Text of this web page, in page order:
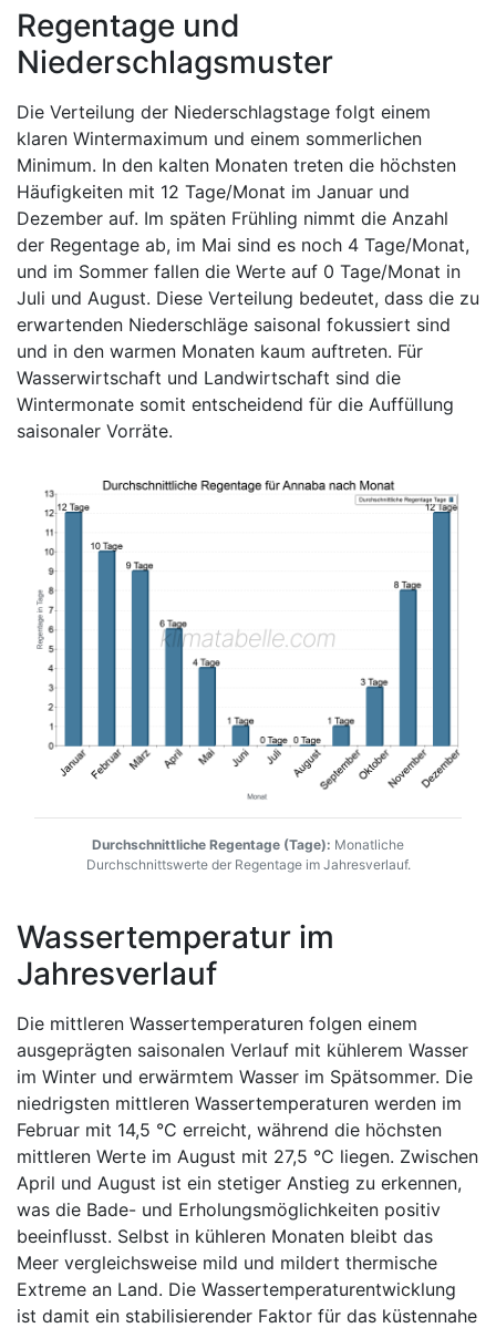
Regentage und
Niederschlagsmuster
Die Verteilung der Niederschlagstage folgt einem
klaren Wintermaximum und einem sommerlichen
Minimum. In den kalten Monaten treten die höchsten
Häufigkeiten mit 12 Tage/Monat im Januar und
Dezember auf. Im späten Frühling nimmt die Anzahl
der Regentage ab, im Mai sind es noch 4 Tage/Monat,
und im Sommer fallen die Werte auf 0 Tage/Monat in
Juli und August. Diese Verteilung bedeutet, dass die zu
erwartenden Niederschläge saisonal fokussiert sind
und in den warmen Monaten kaum auftreten. Für
Wasserwirtschaft und Landwirtschaft sind die
Wintermonate somit entscheidend für die Auffüllung
saisonaler Vorräte.
Durchschnittliche Regentage (Tage): Monatliche
Durchschnittswerte der Regentage im Jahresverlauf.
Wassertemperatur im
Jahresverlauf
Die mittleren Wassertemperaturen folgen einem
ausgeprägten saisonalen Verlauf mit kühlerem Wasser
im Winter und erwärmtem Wasser im Spätsommer. Die
niedrigsten mittleren Wassertemperaturen werden im
Februar mit 14,5 °C erreicht, während die höchsten
mittleren Werte im August mit 27,5 °C liegen. Zwischen
April und August ist ein stetiger Anstieg zu erkennen,
was die Bade- und Erholungsmöglichkeiten positiv
beeinflusst. Selbst in kühleren Monaten bleibt das
Meer vergleichsweise mild und mildert thermische
Extreme an Land. Die Wassertemperaturentwicklung
ist damit ein stabilisierender Faktor für das küstennahe